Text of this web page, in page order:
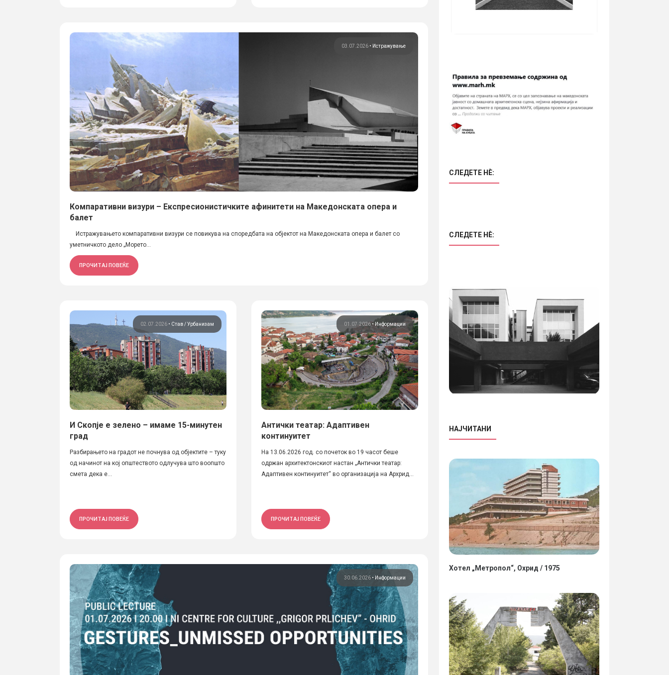
03.07.2026• Истражување
Компаративни визури – Експресионистичките афинитети на Македонската опера и
балет
Истражувањето компаративни визури се повикува на споредбата на објектот на Македонската опера и балет со
уметничкото дело „Морето...
ПРОЧИТАЈ ПОВЕЌЕ
02.07.2026 • Став Урбанизам
И Скопје е зелено – имаме 15-минутен
град
Разбирањето на градот не почнува од објектите – туку
од начинот на кој општеството одлучува што воопшто
смета дека е...
ПРОЧИТАЈ ПОВЕЌЕ
01.07.2026• Информации
Антички театар: Адаптивен
континуитет
На 13.06.2026 год. со почеток во 19 часот беше
одржан архитектонскиот настан „Антички театар:
Адаптивен континуитет“ во организација на Архрид...
ПРОЧИТАЈ ПОВЕЌЕ
30.06.2026• Информации
СЛЕДЕТЕ НÈ:
СЛЕДЕТЕ НÈ:
НАЈЧИТАНИ
Хотел „Метропол“, Охрид / 1975